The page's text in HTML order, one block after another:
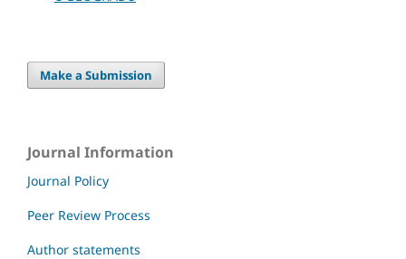
Make a Submission
Journal Information
Journal Policy
Peer Review Process
Author statements